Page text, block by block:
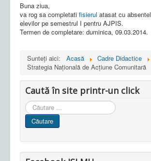
Buna ziua,
va rog sa completati fisierul atasat cu
elevilor pe semestrul I pentru AJPIS.
Termen de completare: duminica, 09.03.2014.
Sunteți aici: Acasă
Cadre Didactice
Strategia Naţională de Acţiune Comunitară
Caută în site printr-un click
Cauta
in
site
Căutare